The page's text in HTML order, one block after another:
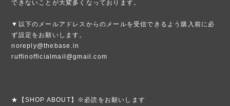
できないことが大変多くなっております。
▼以下のメールアドレスからのメールを受信できるよう購入前に必
ず設定をお願いします。
noreply@thebase.in
ruffinofficialmail@gmail.com
★【SHOP ABOUT】※必読をお願いします